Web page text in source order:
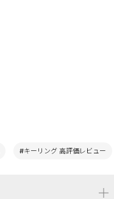
#キーリング 高評価レビュー